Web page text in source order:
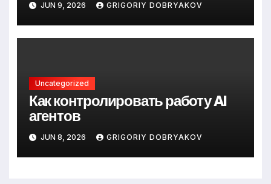
JUN 9, 2026 GRIGORIY DOBRYAKOV
Uncategorized
Как контролировать работу AI
агентов
JUN 8, 2026 GRIGORIY DOBRYAKOV